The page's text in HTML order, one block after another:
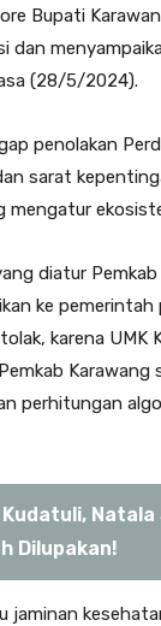
Bupati
dan
(28/5/2024).
penolakan
sarat
mengatur
diatur Pemkab
ke
karena UMK
Karawang
perhitungan
Natala
Dilupakan!